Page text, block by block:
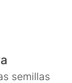
semillas